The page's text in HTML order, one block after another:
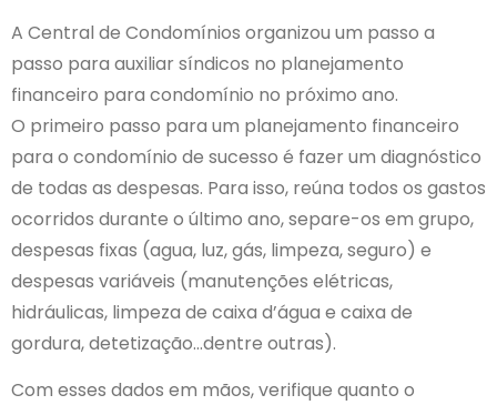
A Central de Condomínios organizou um passo a
passo para auxiliar síndicos no planejamento
financeiro para condomínio no próximo ano.
O primeiro passo para um planejamento financeiro
para o condomínio de sucesso é fazer um diagnóstico
de todas as despesas. Para isso, reúna todos os gastos
ocorridos durante o último ano, separe-os em grupo,
despesas fixas (agua, luz, gás, limpeza, seguro) e
despesas variáveis (manutenções elétricas,
hidráulicas, limpeza de caixa d’água e caixa de
gordura, detetização…dentre outras).
Com esses dados em mãos, verifique quanto o